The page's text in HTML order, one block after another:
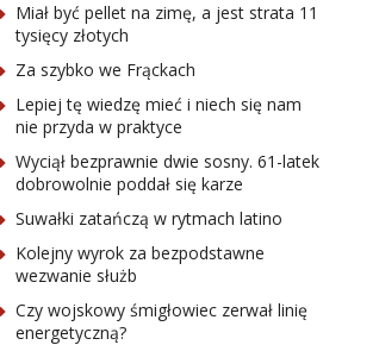
Miał być pellet na zimę, a jest strata 11
tysięcy złotych
Za szybko we Frąckach
Lepiej tę wiedzę mieć i niech się nam
nie przyda w praktyce
Wyciął bezprawnie dwie sosny. 61-latek
dobrowolnie poddał się karze
Suwałki zatańczą w rytmach latino
Kolejny wyrok za bezpodstawne
wezwanie służb
Czy wojskowy śmigłowiec zerwał linię
energetyczną?